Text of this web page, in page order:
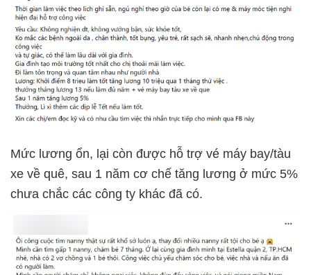
Mức lương ổn, lại còn được hỗ trợ vé máy bay/tàu
xe về quê, sau 1 năm cơ chế tăng lương ở mức 5%
chưa chắc các công ty khác đã có.